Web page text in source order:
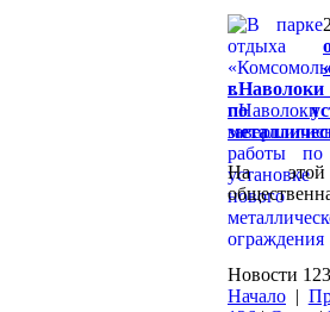
по
На этой
Новости
Начало |